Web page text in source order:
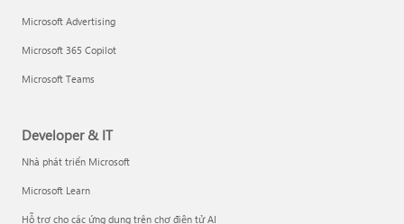
Microsoft Advertising
Microsoft 365 Copilot
Microsoft Teams
Developer & IT
Nhà phát triển Microsoft
Microsoft Learn
Hỗ trợ cho các ứng dụng trên chợ điện tử AI